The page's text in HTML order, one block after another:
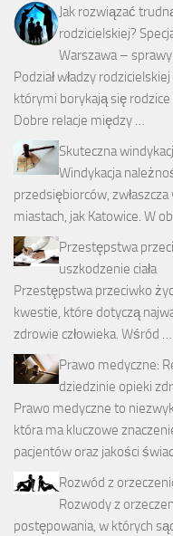
Jak rozwiązać
rodzicielskiej?
Warszawa –
Podział władzy
którymi borykają się
Dobre relacje między …
Skuteczna
Windykacja
przedsiębiorców,
miastach, jak Katowice. W
Przestępstwa
uszkodzenie ciała
Przestępstwa przeciwko
kwestie, które dotyczą
zdrowie człowieka. Wśród …
Prawo medyczne:
dziedzinie opieki
Prawo medyczne to
która ma kluczowe
pacjentów oraz jakości
Rozwód z
Rozwody z
postępowania, w których